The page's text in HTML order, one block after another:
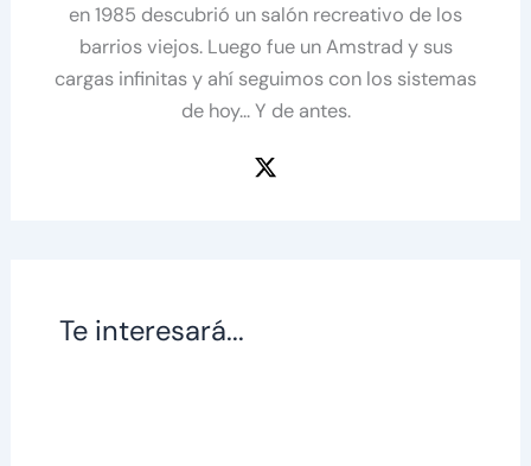
en 1985 descubrió un salón recreativo de los
barrios viejos. Luego fue un Amstrad y sus
cargas infinitas y ahí seguimos con los sistemas
de hoy... Y de antes.
Te interesará...